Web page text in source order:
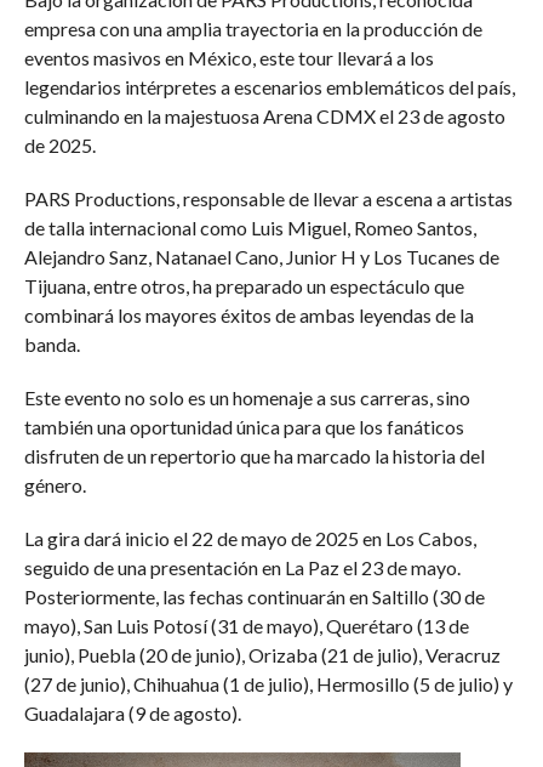
empresa con una amplia trayectoria en la producción de
eventos masivos en México, este tour llevará a los
legendarios intérpretes a escenarios emblemáticos del país,
culminando en la majestuosa Arena CDMX el 23 de agosto
de 2025.
PARS Productions, responsable de llevar a escena a artistas
de talla internacional como Luis Miguel, Romeo Santos,
Alejandro Sanz, Natanael Cano, Junior H y Los Tucanes de
Tijuana, entre otros, ha preparado un espectáculo que
combinará los mayores éxitos de ambas leyendas de la
banda.
Este evento no solo es un homenaje a sus carreras, sino
también una oportunidad única para que los fanáticos
disfruten de un repertorio que ha marcado la historia del
género.
La gira dará inicio el 22 de mayo de 2025 en Los Cabos,
seguido de una presentación en La Paz el 23 de mayo.
Posteriormente, las fechas continuarán en Saltillo (30 de
mayo), San Luis Potosí (31 de mayo), Querétaro (13 de
junio), Puebla (20 de junio), Orizaba (21 de julio), Veracruz
(27 de junio), Chihuahua (1 de julio), Hermosillo (5 de julio) y
Guadalajara (9 de agosto).